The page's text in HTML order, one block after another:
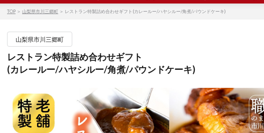
TOP ＞ 山梨県市川三郷町 ＞ レストラン特製詰め合わせギフト(カレールー/ハヤシルー/角煮/パウンドケーキ)
山梨県市川三郷町
レストラン特製詰め合わせギフト
(カレールー/ハヤシルー/角煮/パウンドケーキ)